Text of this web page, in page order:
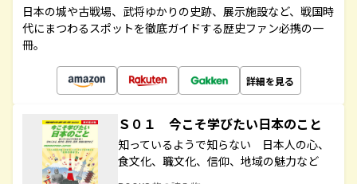
日本の城や古戦場、武将ゆかりの史跡、展示施設など、戦国時
代にまつわるスポットを徹底ガイドする歴史ファン必携の一
冊。
詳細を見る
Ｓ０１ 今こそ学びたい日本のこと
知っているようで知らない 日本人の心、
食文化、職文化、信仰、地域の魅力など